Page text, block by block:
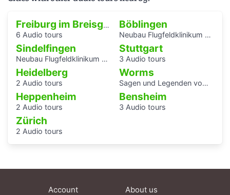
Freiburg im Breisgau
6 Audio tours
Böblingen
Neubau Flugfeldklinikum - Erlebe das Krankenhaus von morgen
Sindelfingen
Neubau Flugfeldklinikum - Erlebe das Krankenhaus von morgen
Stuttgart
3 Audio tours
Heidelberg
2 Audio tours
Worms
Sagen und Legenden vom Rhein
Heppenheim
2 Audio tours
Bensheim
3 Audio tours
Zürich
2 Audio tours
Account About us